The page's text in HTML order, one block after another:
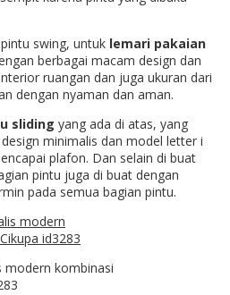
swing, untuk lemari pakaian
berbagai macam design dan
ruangan dan juga ukuran dari
dengan nyaman dan aman.
sliding yang ada di atas, yang
minimalis dan model letter i
plafon. Dan selain di buat
pintu juga di buat dengan
pada semua bagian pintu.
modern kombinasi